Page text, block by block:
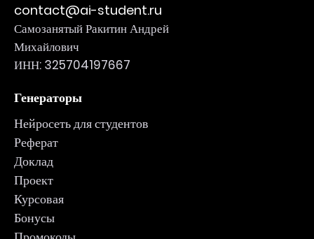
contact@ai-student.ru
Самозанятый Ракитин Андрей
Михайлович
ИНН: 325704197667
Генераторы
Нейросеть для студентов
Реферат
Доклад
Проект
Курсовая
Бонусы